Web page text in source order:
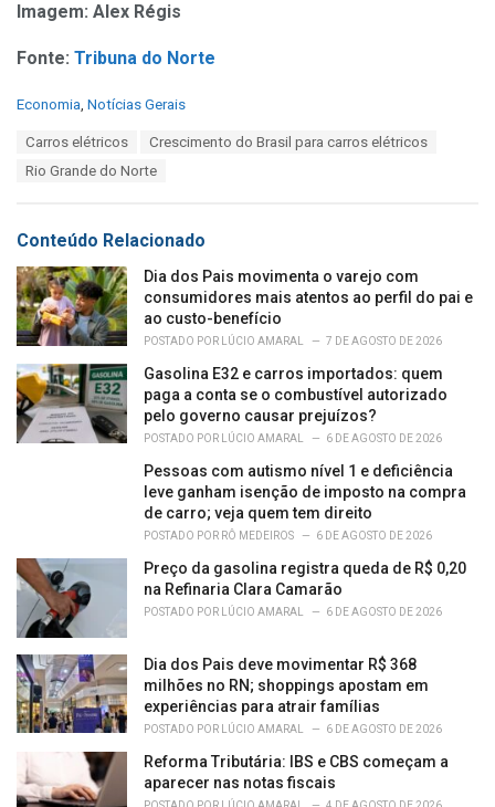
Imagem: Alex Régis
Fonte: Tribuna do Norte
C
i
e
s
:
Economia, Notícias Gerais
Carros elétricos
Crescimento do Brasil para carros elétricos
Rio Grande do Norte
Conteúdo Relacionado
Dia dos Pais movimenta o varejo com
consumidores mais atentos ao perfil do pai e
ao custo-benefício
POSTADO POR LÚCIO AMARAL 7 DE AGOSTO DE 2026
Gasolina E32 e carros importados: quem
paga a conta se o combustível autorizado
pelo governo causar prejuízos?
POSTADO POR LÚCIO AMARAL 6 DE AGOSTO DE 2026
Pessoas com autismo nível 1 e deficiência
leve ganham isenção de imposto na compra
de carro; veja quem tem direito
POSTADO POR RÔ MEDEIROS 6 DE AGOSTO DE 2026
Preço da gasolina registra queda de R$ 0,20
na Refinaria Clara Camarão
POSTADO POR LÚCIO AMARAL 6 DE AGOSTO DE 2026
Dia dos Pais deve movimentar R$ 368
milhões no RN; shoppings apostam em
experiências para atrair famílias
POSTADO POR LÚCIO AMARAL 6 DE AGOSTO DE 2026
Reforma Tributária: IBS e CBS começam a
aparecer nas notas fiscais